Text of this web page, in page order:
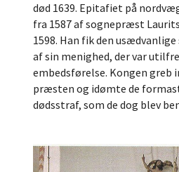
død 1639. Epitafiet på
fra 1587 af sognepræst
1598. Han fik den
af sin menighed, der var
embedsførelse. Kongen greb
præsten og idømte de
dødsstraf, som de dog blev